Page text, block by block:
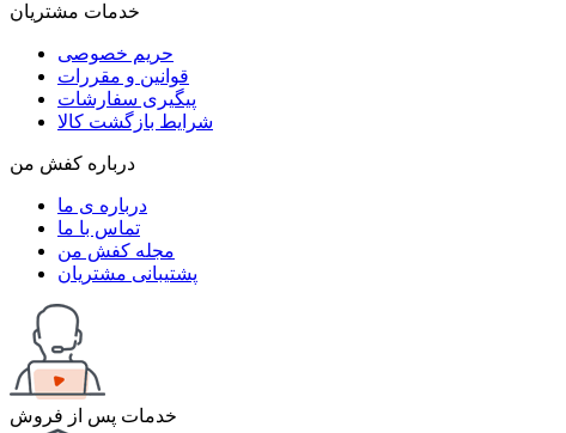
خدمات مشتریان
حریم خصوصی
قوانین و مقررات
پیگیری سفارشات
شرایط بازگشت کالا
درباره کفش من
درباره ی ما
تماس با ما
مجله کفش من
پشتیبانی مشتریان
خدمات پس از فروش